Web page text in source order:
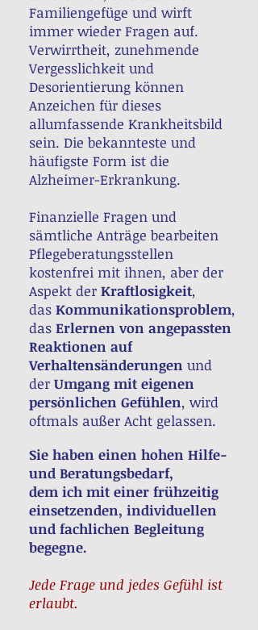
Familiengefüge und wirft
immer wieder Fragen auf.
Verwirrtheit, zunehmende
Vergesslichkeit und
Desorientierung können
Anzeichen für dieses
allumfassende Krankheitsbild
sein. Die bekannteste und
häufigste Form ist die
Alzheimer-Erkrankung.
Finanzielle Fragen und
sämtliche Anträge bearbeiten
Pflegeberatungsstellen
kostenfrei mit ihnen, aber der
Aspekt der Kraftlosigkeit,
das Kommunikationsproblem,
das Erlernen von angepassten
Reaktionen auf
Verhaltensänderungen und
der Umgang mit eigenen
persönlichen Gefühlen, wird
oftmals außer Acht gelassen.
Sie haben einen hohen Hilfe-
und Beratungsbedarf,
dem ich mit einer frühzeitig
einsetzenden, individuellen
und fachlichen Begleitung
begegne. ​
Jede Frage und jedes Gefühl ist
erlaubt.